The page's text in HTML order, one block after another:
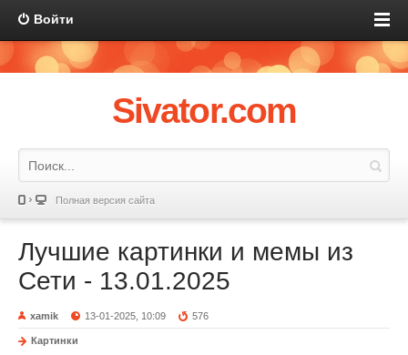
Войти
Sivator.com
Полная версия сайта
Лучшие картинки и мемы из
Сети - 13.01.2025
xamik 13-01-2025, 10:09 576
Картинки